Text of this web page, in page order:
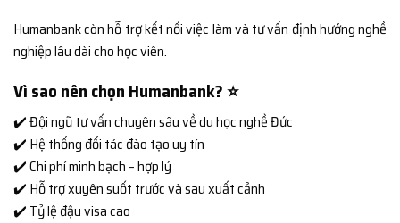
Humanbank còn hỗ trợ kết nối việc làm và tư vấn định hướng nghề
nghiệp lâu dài cho học viên.
Vì sao nên chọn Humanbank? ⭐
✔️ Đội ngũ tư vấn chuyên sâu về du học nghề Đức
✔️ Hệ thống đối tác đào tạo uy tín
✔️ Chi phí minh bạch – hợp lý
✔️ Hỗ trợ xuyên suốt trước và sau xuất cảnh
✔️ Tỷ lệ đậu visa cao